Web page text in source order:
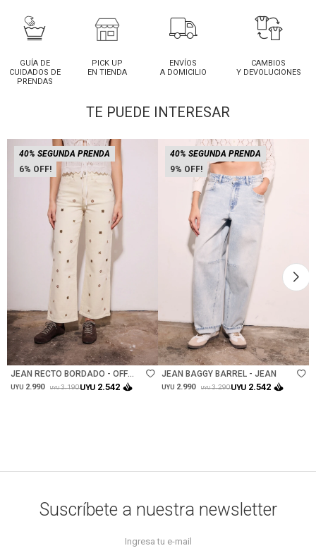
GUÍA DE
CUIDADOS DE
PRENDAS
PICK UP
EN TIENDA
ENVÍOS
A DOMICILIO
CAMBIOS
Y DEVOLUCIONES
TE PUEDE INTERESAR
6
40% SEGUNDA PRENDA
Talle
JEAN RECTO BORDADO - OFF
WHITE
UYU 2.990 UYU 3.190UYU 2.542
9
40% SEGUNDA PRENDA
Talle
JEAN BAGGY BARREL - JEAN
UYU 2.990 UYU 3.290UYU 2.542
Suscríbete a nuestra newsletter